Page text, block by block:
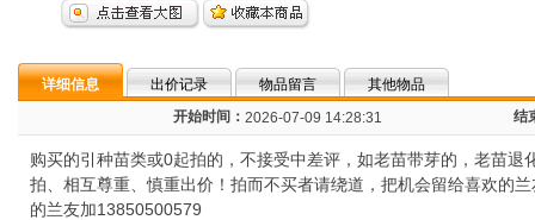
详细信息 出价记录 物品留言
其他物品
开始时间： 2026-07-09 14:28:31 结
购买的引种苗类或0起拍的，不接受中差评，如老苗带芽的，老苗
拍、相互尊重、慎重出价！拍而不买者请绕道，把机会留给喜欢的
的兰友加13850500579